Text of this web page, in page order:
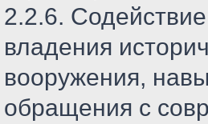
2.2.6.
владения
вооружения,
обращения с